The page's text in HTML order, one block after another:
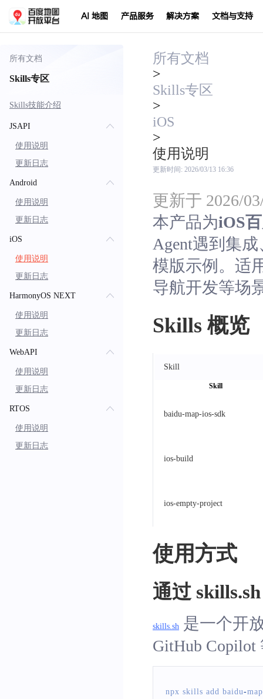
AI 地图 产品服务 解决方案 文档与支持
所有文档
Skills专区
Skills技能介绍
JSAPI
使用说明
更新日志
Android
使用说明
更新日志
iOS
使用说明
更新日志
HarmonyOS NEXT
使用说明
更新日志
WebAPI
使用说明
更新日志
RTOS
使用说明
更新日志
所有文档
>
Skills专区
>
iOS
>
使用说明
更新时间: 2026/03/13 16:36
更新于 2026/
本产品为iOS
Agent遇到集
模版示例。适
导航开发等场
Skills 概览
Skill
Skill
baidu-map-ios-sdk
ios-build
ios-empty-project
使用方式
通过
skills.sh 是一个开
GitHub
npx skills add baidu-